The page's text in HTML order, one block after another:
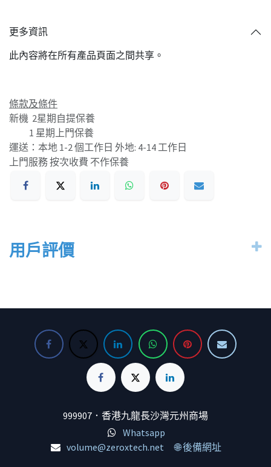
更多資訊
此內容將在所有產品頁面之間共享。
條款及條件
新機 2星期自提保養
1 星期上門保養
運送：本地 1-2 個工作日 外地: 4-14 工作日
上門服務 按次收費 不作保養
用戶評價
999907．香港九龍長沙灣元州商場
Whatsapp
volume@zeroxtech.net
🌐 後備網址